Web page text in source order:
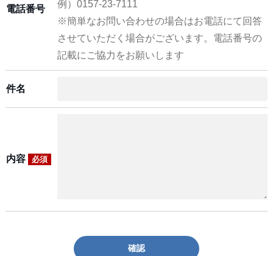
電話番号
例）0157-23-7111
※簡単なお問い合わせの場合はお電話にて回答
させていただく場合がございます。電話番号の
記載にご協力をお願いします
件名
内容 必須
確認